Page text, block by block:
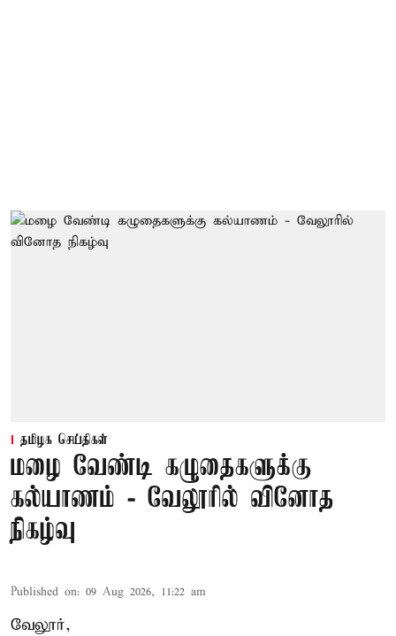
தமிழக செய்திகள்
மழை வேண்டி கழுதைகளுக்கு
கல்யாணம் - வேலூரில் வினோத
நிகழ்வு
Published on: 09 Aug 2026, 11:22 am
வேலூர்,